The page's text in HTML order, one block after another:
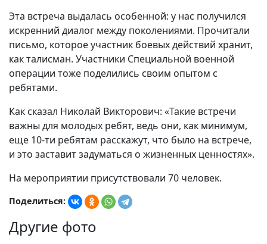
Эта встреча выдалась особенной: у нас получился
искренний диалог между поколениями. Прочитали
письмо, которое участник боевых действий хранит,
как талисман. Участники Специальной военной
операции тоже поделились своим опытом с
ребятами.
Как сказал Николай Викторович: «Такие встречи
важны для молодых ребят, ведь они, как минимум,
еще 10-ти ребятам расскажут, что было на встрече,
и это заставит задуматься о жизненных ценностях».
На мероприятии присутствовали 70 человек.
Поделиться:
Другие фото